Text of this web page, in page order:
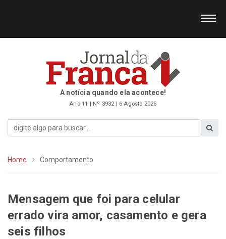
A notícia quando ela acontece!
Ano 11 | Nº 3932 | 6 Agosto 2026
Home Comportamento
Mensagem que foi para celular
errado vira amor, casamento e gera
seis filhos